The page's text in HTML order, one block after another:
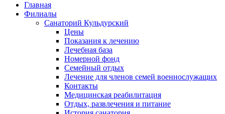
Главная
Филиалы
Санаторий Кульдурский
Цены
Показания к лечению
Лечебная база
Номерной фонд
Семейный отдых
Лечение для членов семей военнослужащих
Контакты
Медицинская реабилитация
Отдых, развлечения и питание